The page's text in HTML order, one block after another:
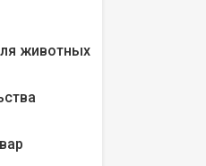
животных